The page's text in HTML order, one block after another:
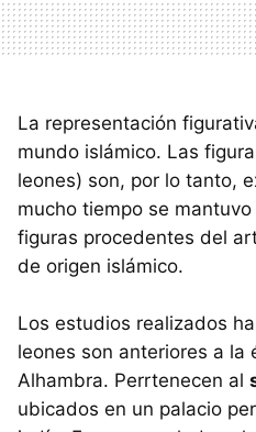
La representación
mundo islámico. Las
leones) son, por lo tanto,
mucho tiempo se
figuras procedentes del
de origen islámico.
Los estudios realizados
leones son anteriores a la
Alhambra. Perrtenecen al
ubicados en un palacio